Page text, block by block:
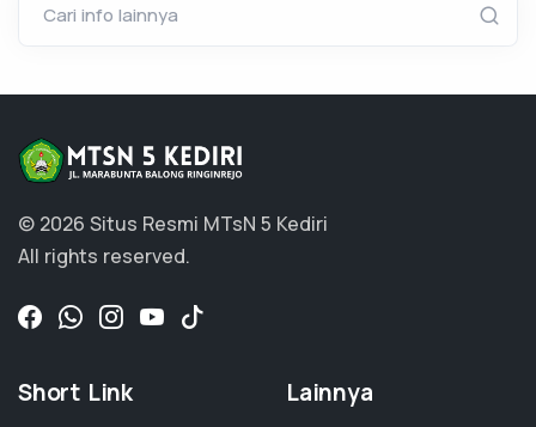
Cari info lainnya
© 2026 Situs Resmi MTsN 5 Kediri
All rights reserved.
Short Link Lainnya